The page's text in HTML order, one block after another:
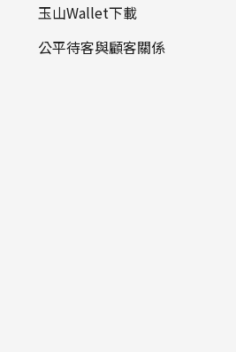
玉山Wallet下載
公平待客與顧客關係